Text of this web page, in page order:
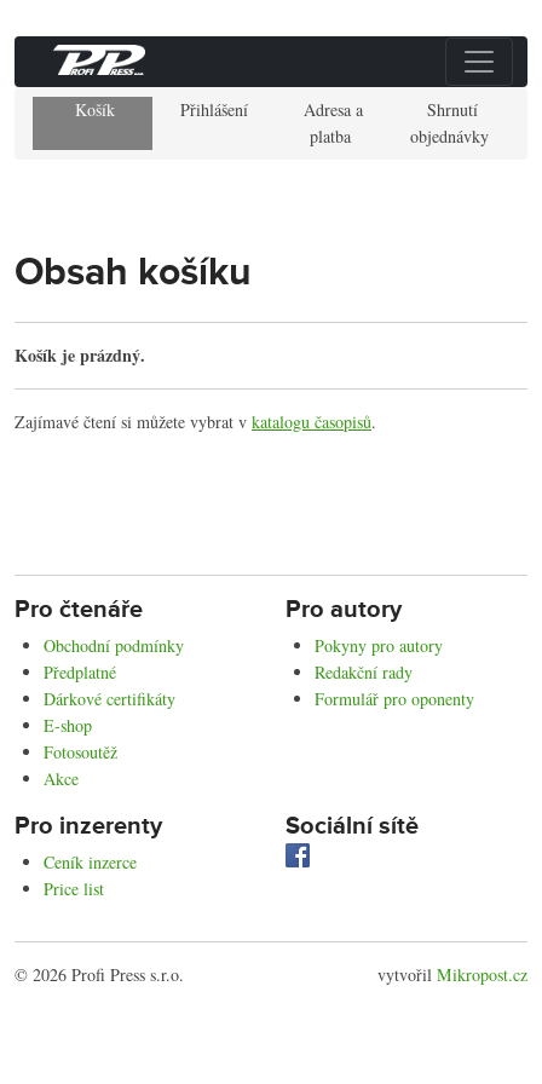
Košík Přihlášení
Adresa a
platba
Shrnutí
objednávky
Obsah košíku
Košík je prázdný.
Zajímavé čtení si můžete vybrat v katalogu časopisů.
Pro čtenáře
Obchodní podmínky
Předplatné
Dárkové certifikáty
E-shop
Fotosoutěž
Akce
Pro autory
Pokyny pro autory
Redakční rady
Formulář pro oponenty
Pro inzerenty
Ceník inzerce
Price list
Sociální sítě
© 2026 Profi Press s.r.o. vytvořil Mikropost.cz